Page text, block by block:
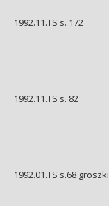
1992.11.TS s. 172
1992.11.TS s. 82
1992.01.TS s.68 groszki